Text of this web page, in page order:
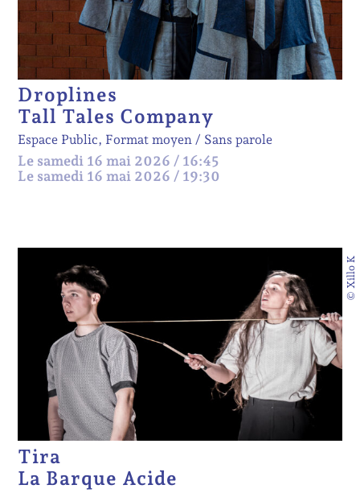
Droplines
Tall Tales Company
Espace Public, Format moyen Sans parole
Le samedi 16 mai 2026 / 16:45
Le samedi 16 mai 2026 / 19:30
© Xillo K
Tira
La Barque Acide